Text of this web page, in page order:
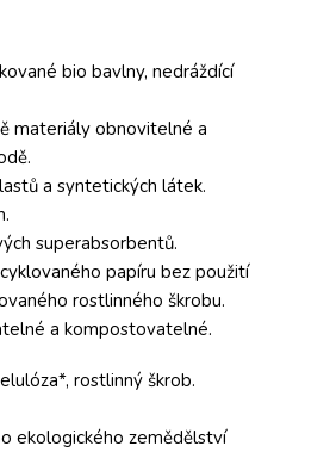
bio bavlny, nedráždící
materiály obnovitelné a
a syntetických látek.
superabsorbentů.
papíru bez použití
rostlinného škrobu.
a kompostovatelné.
rostlinný škrob.
ekologického zemědělství